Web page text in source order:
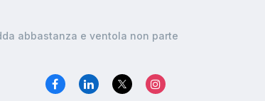
abbastanza e ventola non parte